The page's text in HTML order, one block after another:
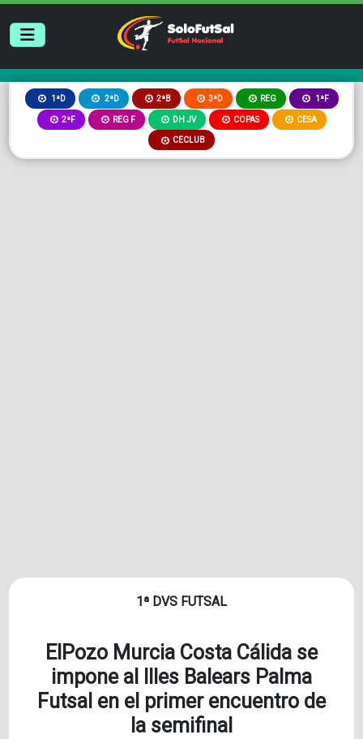
1ªD 2ªD 2ªB 3ªD REG 1ªF
2ªF REG F DH JV COPAS CESA
CECLUB
1ª DVS FUTSAL
ElPozo Murcia Costa Cálida se
impone al Illes Balears Palma
Futsal en el primer encuentro de
la semifinal